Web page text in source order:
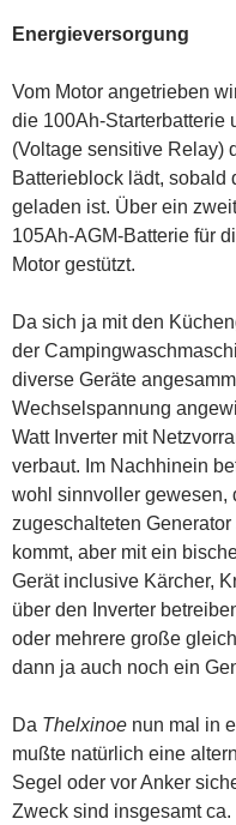
Energieversorgung
Vom Motor angetrieben
die 100Ah-Starterbatterie
(Voltage sensitive Relay)
Batterieblock lädt, sobald
geladen ist. Über ein
105Ah-AGM-Batterie für
Motor gestützt.
Da sich ja mit den
der
diverse Geräte
Wechselspannung
Watt Inverter mit
verbaut. Im Nachhinein
wohl sinnvoller gewesen,
zugeschalteten
kommt, aber mit ein
Gerät inclusive Kärcher,
über den Inverter
oder mehrere große
dann ja auch noch ein
Da Thelxinoe nun mal in
mußte natürlich eine
Segel oder vor Anker
Zweck sind insgesamt